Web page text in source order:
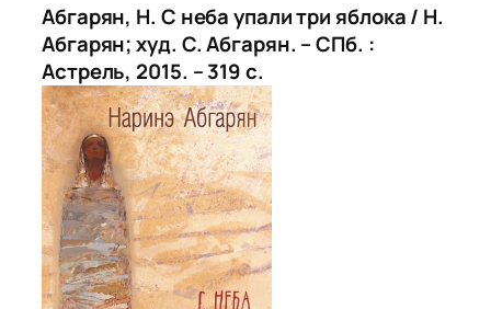
Абгарян, Н. С неба упали три яблока / Н.
Абгарян; худ. С. Абгарян. – СПб. :
Астрель, 2015. – 319 с.